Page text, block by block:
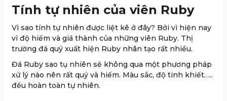
Tính tự nhiên của viên Ruby
Vì sao tính tự nhiên được liệt kê ở đây? Bởi vì hiện nay
vì độ hiếm và giá thành của những viên Ruby. Thị
trường đá quý xuất hiện Ruby nhân tạo rất nhiều.
Đá Ruby sao tụ nhiên sẽ không qua một phương pháp
xử lý nào nên rất quý và hiếm. Màu sắc, độ tinh khiết…..
đều hoàn toàn tự nhiên.